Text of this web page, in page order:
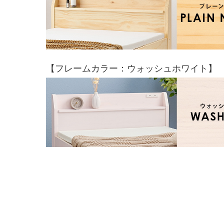
【フレームカラー：ウォッシュホワイト】